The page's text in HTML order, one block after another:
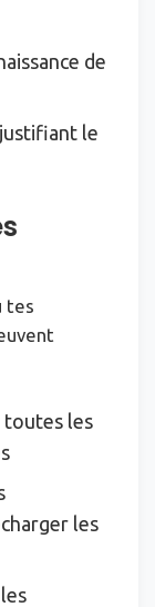
de
le
tes
toutes les
les